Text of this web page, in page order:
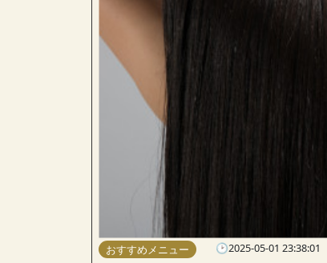
おすすめメニュー 🕑2025-05-01 23:38:01